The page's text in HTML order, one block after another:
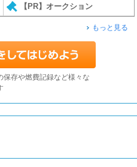
【PR】オークション
もっと見る
保存や燃費記録など様々な